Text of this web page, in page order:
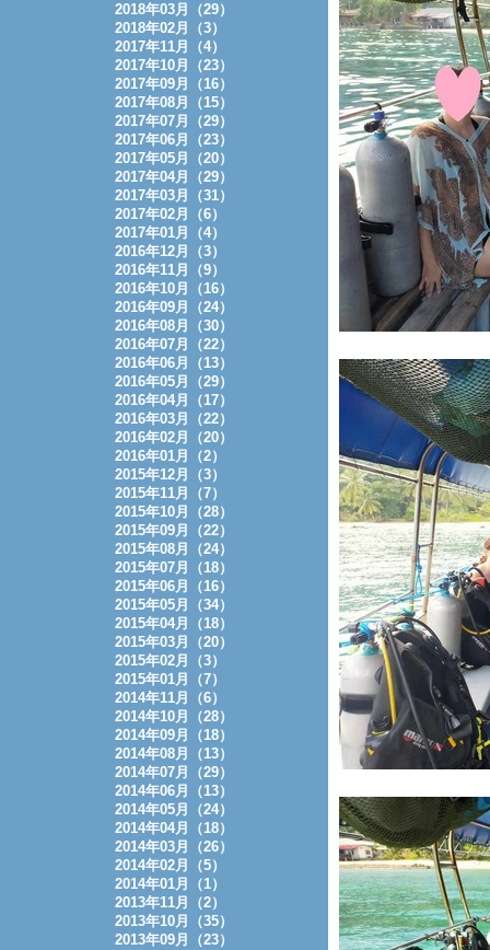
2018年03月（29）
2018年02月（3）
2017年11月（4）
2017年10月（23）
2017年09月（16）
2017年08月（15）
2017年07月（29）
2017年06月（23）
2017年05月（20）
2017年04月（29）
2017年03月（31）
2017年02月（6）
2017年01月（4）
2016年12月（3）
2016年11月（9）
2016年10月（16）
2016年09月（24）
2016年08月（30）
2016年07月（22）
2016年06月（13）
2016年05月（29）
2016年04月（17）
2016年03月（22）
2016年02月（20）
2016年01月（2）
2015年12月（3）
2015年11月（7）
2015年10月（28）
2015年09月（22）
2015年08月（24）
2015年07月（18）
2015年06月（16）
2015年05月（34）
2015年04月（18）
2015年03月（20）
2015年02月（3）
2015年01月（7）
2014年11月（6）
2014年10月（28）
2014年09月（18）
2014年08月（13）
2014年07月（29）
2014年06月（13）
2014年05月（24）
2014年04月（18）
2014年03月（26）
2014年02月（5）
2014年01月（1）
2013年11月（2）
2013年10月（35）
2013年09月（23）